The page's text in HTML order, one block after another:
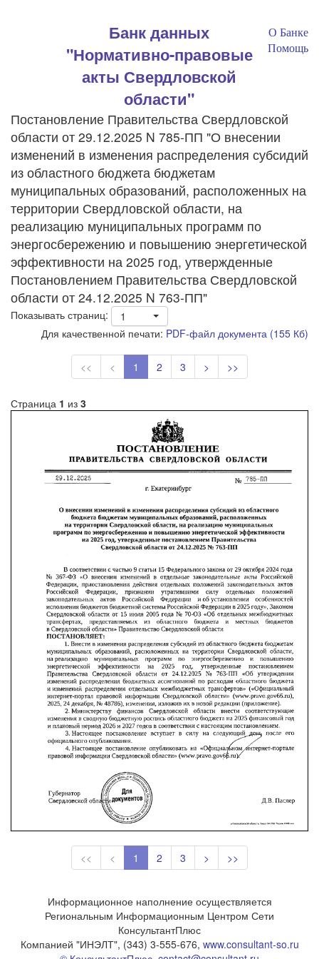
Банк данных
"Нормативно-правовые
акты Свердловской
области"
О Банке
Помощь
Постановление Правительства Свердловской
области от 29.12.2025 N 785-ПП "О внесении
изменений в изменения распределения субсидий
из областного бюджета бюджетам
муниципальных образований, расположенных на
территории Свердловской области, на
реализацию муниципальных программ по
энергосбережению и повышению энергетической
эффективности на 2025 год, утвержденные
Постановлением Правительства Свердловской
области от 24.12.2025 N 763-ПП"
Показывать страниц:
1
Для качественной печати: PDF-файл документа (155 Кб)
<< < 1 2 3 > >>
Страница 1 из 3
<< < 1 2 3 > >>
Информационное наполнение осуществляется
Региональным Информационным Центром Сети
КонсультантПлюс
Компанией "ИНЭЛТ", (343) 3-555-676, www.consultant-so.ru